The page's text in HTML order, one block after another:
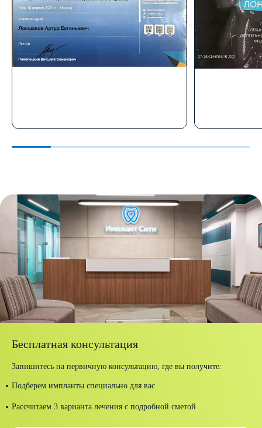
Лоншаков Артур Евгеньевич
построения консультативного
приема»
Лоншаков
Москва
Бесплатная консультация
Запишитесь на первичную консультацию, где вы получите:
Подберем импланты специально для вас
Рассчитаем 3 варианта лечения с подробной сметой